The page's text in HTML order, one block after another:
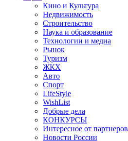
Кино и Культура
Недвижимость
Строительство
Наука и образование
Технологии и медиа
Рынок
Туризм
ЖКХ
Авто
Спорт
LifeStyle
WishList
Добрые дела
КОНКУРСЫ
Интересное от партнеров
Новости России